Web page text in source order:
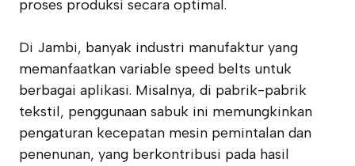
proses produksi secara optimal.
Di Jambi, banyak industri manufaktur yang
memanfaatkan variable speed belts untuk
berbagai aplikasi. Misalnya, di pabrik-pabrik
tekstil, penggunaan sabuk ini memungkinkan
pengaturan kecepatan mesin pemintalan dan
penenunan, yang berkontribusi pada hasil